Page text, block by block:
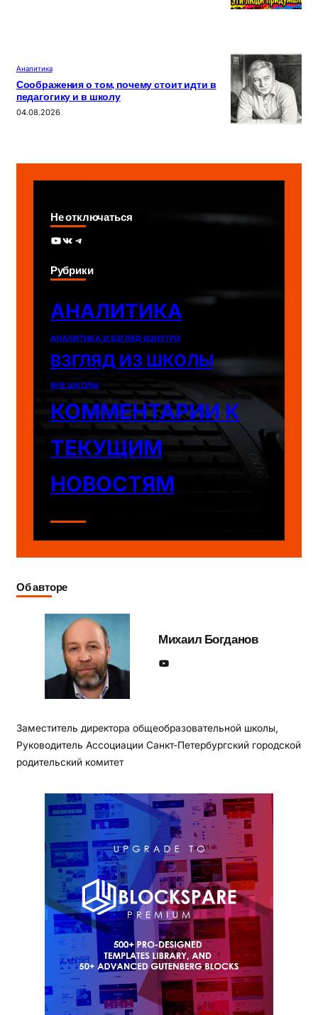
Аналитика
Соображения о том, почему стоит идти в
педагогику и в школу
04.08.2026
Не отключаться
YouTube ВКонтакте Telegram
Рубрики
АНАЛИТИКА
АНАЛИТИКА И ВЗГЛЯД ИЗНУТРИ
ВЗГЛЯД ИЗ ШКОЛЫ
ВНЕ ШКОЛЫ
КОММЕНТАРИИ К
ТЕКУЩИМ
НОВОСТЯМ
Об авторе
Михаил Богданов
YouTube
Заместитель директора общеобразовательной школы,
Руководитель Ассоциации Санкт-Петербургский городской
родительский комитет